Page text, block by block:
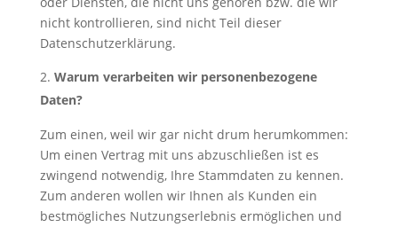
nicht kontrollieren, sind nicht Teil dieser
Datenschutzerklärung.
Warum verarbeiten wir personenbezogene
Daten?
Zum einen, weil wir gar nicht drum herumkommen:
Um einen Vertrag mit uns abzuschließen ist es
zwingend notwendig, Ihre Stammdaten zu kennen.
Zum anderen wollen wir Ihnen als Kunden ein
bestmögliches Nutzungserlebnis ermöglichen und